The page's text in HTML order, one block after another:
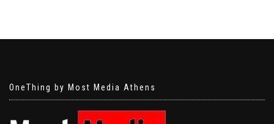
OneThing by Most Media Athens